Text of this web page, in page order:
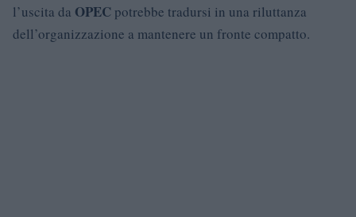
l’uscita da OPEC potrebbe tradursi in una riluttanza
dell’organizzazione a mantenere un fronte compatto.